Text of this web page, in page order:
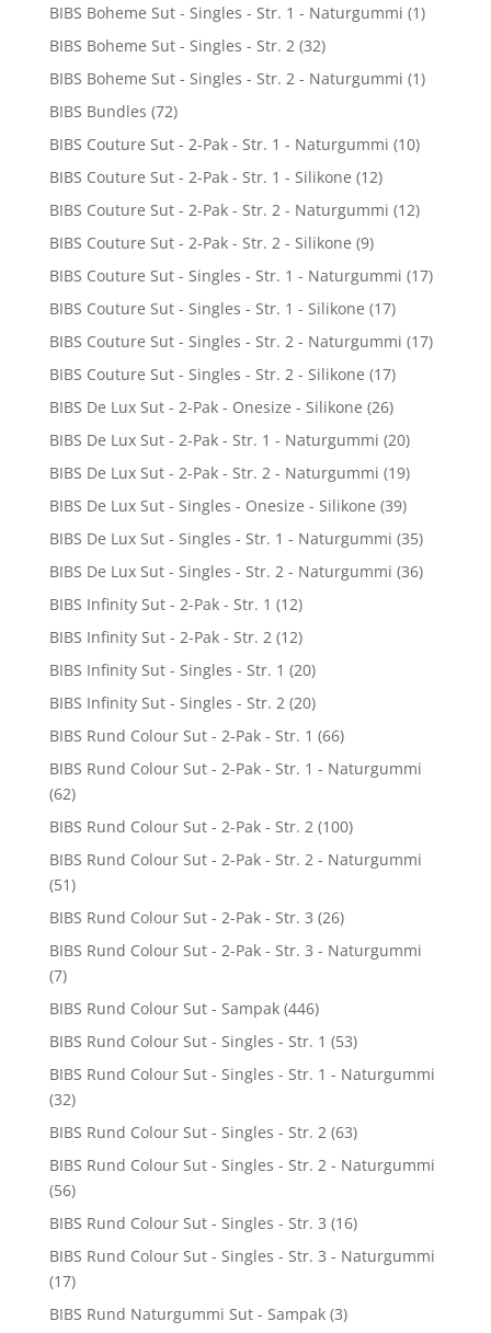
BIBS Boheme Sut - Singles - Str. 1 - Naturgummi (1)
BIBS Boheme Sut - Singles - Str. 2 (32)
BIBS Boheme Sut - Singles - Str. 2 - Naturgummi (1)
BIBS Bundles (72)
BIBS Couture Sut - 2-Pak - Str. 1 - Naturgummi (10)
BIBS Couture Sut - 2-Pak - Str. 1 - Silikone (12)
BIBS Couture Sut - 2-Pak - Str. 2 - Naturgummi (12)
BIBS Couture Sut - 2-Pak - Str. 2 - Silikone (9)
BIBS Couture Sut - Singles - Str. 1 - Naturgummi (17)
BIBS Couture Sut - Singles - Str. 1 - Silikone (17)
BIBS Couture Sut - Singles - Str. 2 - Naturgummi (17)
BIBS Couture Sut - Singles - Str. 2 - Silikone (17)
BIBS De Lux Sut - 2-Pak - Onesize - Silikone (26)
BIBS De Lux Sut - 2-Pak - Str. 1 - Naturgummi (20)
BIBS De Lux Sut - 2-Pak - Str. 2 - Naturgummi (19)
BIBS De Lux Sut - Singles - Onesize - Silikone (39)
BIBS De Lux Sut - Singles - Str. 1 - Naturgummi (35)
BIBS De Lux Sut - Singles - Str. 2 - Naturgummi (36)
BIBS Infinity Sut - 2-Pak - Str. 1 (12)
BIBS Infinity Sut - 2-Pak - Str. 2 (12)
BIBS Infinity Sut - Singles - Str. 1 (20)
BIBS Infinity Sut - Singles - Str. 2 (20)
BIBS Rund Colour Sut - 2-Pak - Str. 1 (66)
BIBS Rund Colour Sut - 2-Pak - Str. 1 - Naturgummi
(62)
BIBS Rund Colour Sut - 2-Pak - Str. 2 (100)
BIBS Rund Colour Sut - 2-Pak - Str. 2 - Naturgummi
(51)
BIBS Rund Colour Sut - 2-Pak - Str. 3 (26)
BIBS Rund Colour Sut - 2-Pak - Str. 3 - Naturgummi
(7)
BIBS Rund Colour Sut - Sampak (446)
BIBS Rund Colour Sut - Singles - Str. 1 (53)
BIBS Rund Colour Sut - Singles - Str. 1 - Naturgummi
(32)
BIBS Rund Colour Sut - Singles - Str. 2 (63)
BIBS Rund Colour Sut - Singles - Str. 2 - Naturgummi
(56)
BIBS Rund Colour Sut - Singles - Str. 3 (16)
BIBS Rund Colour Sut - Singles - Str. 3 - Naturgummi
(17)
BIBS Rund Naturgummi Sut - Sampak (3)